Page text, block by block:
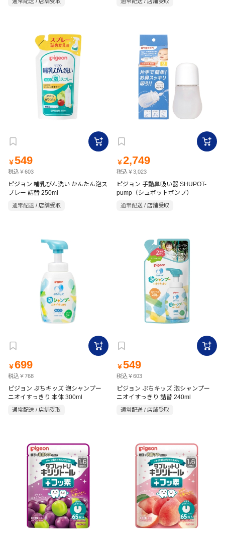
￥549
税込￥603
ピジョン 哺乳びん洗い かんたん泡ス
プレー 詰替 250ml
通常配送 / 店舗受取
￥2,749
税込￥3,023
ピジョン 手動鼻吸い器 SHUPOT-
pump（シュポットポンプ）
通常配送 / 店舗受取
￥699
税込￥768
ピジョン ぷちキッズ 泡シャンプー
ニオイすっきり 本体 300ml
通常配送 / 店舗受取
￥549
税込￥603
ピジョン ぷちキッズ 泡シャンプー
ニオイすっきり 詰替 240ml
通常配送 / 店舗受取